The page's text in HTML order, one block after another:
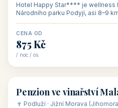
Hotel Happy Star**** je wellness
Národního parku Podyjí, asi 8–9
CENA OD
875 Kč
/ noc / os.
🏡 penzion
Penzion ve vinařství
🍷 Podluží · Jižní Morava